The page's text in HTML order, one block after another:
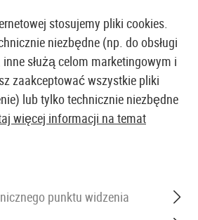
AIRSOFT SKLEP I HURTOWNIA
stosujemy pliki cookies.
niezbędne (np. do obsługi
służą celom marketingowym i
zaakceptować wszystkie pliki
lub tylko technicznie niezbędne
więcej informacji na temat
punktu widzenia